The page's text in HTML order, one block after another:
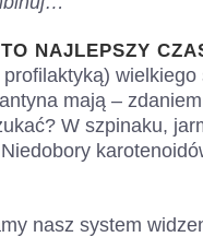
NAJLEPSZY
wielkiego
mają –
W szpinaku,
nasz system